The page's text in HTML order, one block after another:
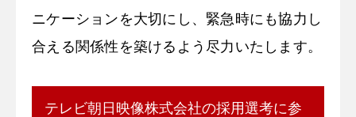
ニケーションを大切にし、緊急時にも協力し
合える関係性を築けるよう尽力いたします。
テレビ朝日映像株式会社の採用選考に参